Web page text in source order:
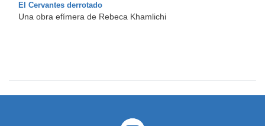
El Cervantes derrotado
Una obra efímera de Rebeca Khamlichi